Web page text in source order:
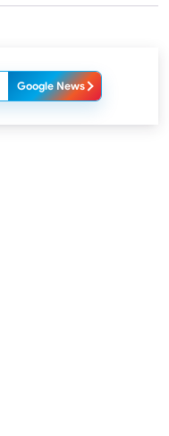
Google News